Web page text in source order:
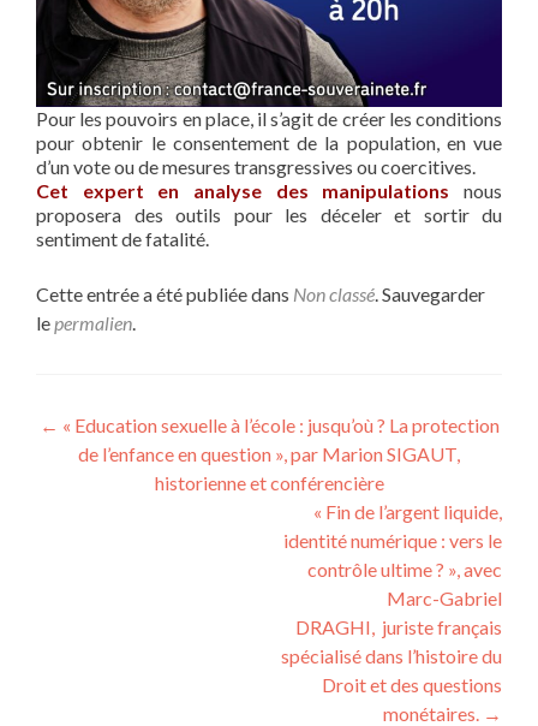
Pour les pouvoirs en place, il s’agit de créer les conditions
pour obtenir le consentement de la population, en vue
d’un vote ou de mesures transgressives ou coercitives.
Cet expert en analyse des manipulations nous
proposera des outils pour les déceler et sortir du
sentiment de fatalité.
Cette entrée a été publiée dans Non classé . Sauvegarder
le permalien
Navigation
de
← « Education sexuelle à l’école : jusqu’où ? La protection
de l’enfance en question », par Marion SIGAUT,
historienne et conférencière
« Fin de l’argent liquide,
identité numérique : vers le
contrôle ultime ? », avec
Marc-Gabriel
DRAGHI, juriste français
spécialisé dans l’histoire du
Droit et des questions
monétaires. →